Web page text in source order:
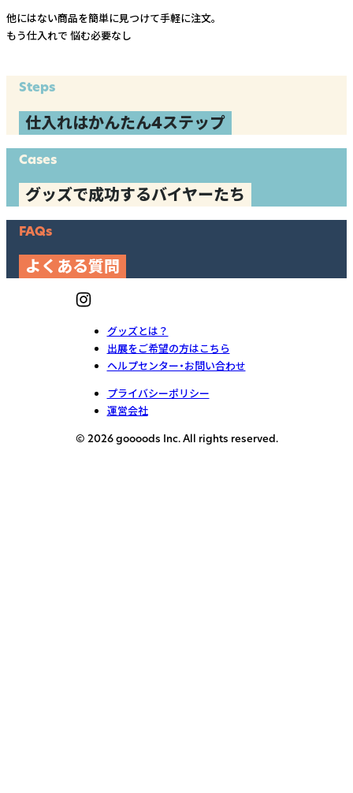
他にはない商品を簡単に見つけて手軽に注文。
もう仕入れで 悩む必要なし
Steps
仕入れはかんたん4ステップ
Cases
グッズで成功するバイヤーたち
FAQs
よくある質問
グッズとは？
出展をご希望の方はこちら
ヘルプセンター・お問い合わせ
プライバシーポリシー
運営会社
© 2026 goooods Inc. All rights reserved.